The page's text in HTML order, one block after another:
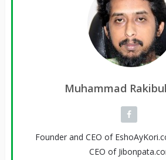
Muhammad
Founder and CEO of
CEO of